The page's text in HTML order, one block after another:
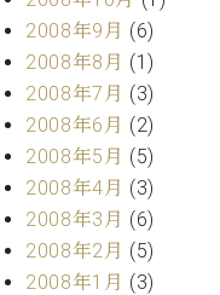
2008年9月 (6)
2008年8月 (1)
2008年7月 (3)
2008年6月 (2)
2008年5月 (5)
2008年4月 (3)
2008年3月 (6)
2008年2月 (5)
2008年1月 (3)